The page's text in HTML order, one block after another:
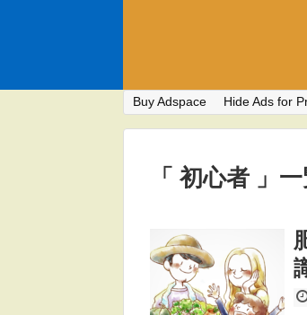
Buy Adspace Hide Ads for
「 初心者 」